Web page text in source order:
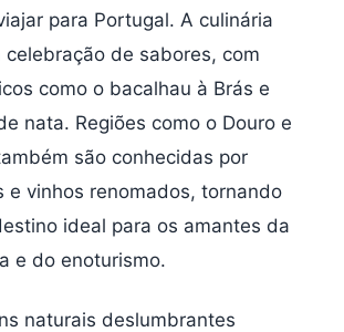
para Portugal. A culinária
celebração de sabores, com
como o bacalhau à Brás e
nata. Regiões como o Douro e
são conhecidas por
e vinhos renomados, tornando
ideal para os amantes da
e do enoturismo.
naturais deslumbrantes